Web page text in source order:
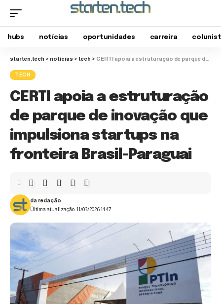
hubs notícias oportunidades carreira
starten.tech > notícias > tech > CERTI apoia a estruturação de parque de inovação que impulsiona startups na fronteira Brasil-Paraguai
TECH
CERTI apoia a estruturação
de parque de inovação que
impulsiona startups na
fronteira Brasil-Paraguai
Última atualização: 11/03/2026 14:47
da redação.